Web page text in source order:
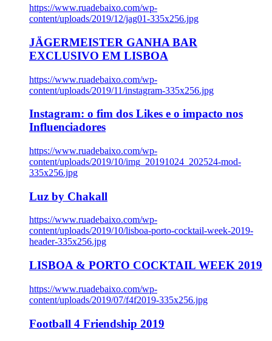
https://www.ruadebaixo.com/wp-
content/uploads/2019/12/jag01-335x256.jpg
JÄGERMEISTER GANHA BAR
EXCLUSIVO EM LISBOA
https://www.ruadebaixo.com/wp-
content/uploads/2019/11/instagram-335x256.jpg
Instagram: o fim dos Likes e o impacto nos
Influenciadores
https://www.ruadebaixo.com/wp-
content/uploads/2019/10/img_20191024_202524-mod-
335x256.jpg
Luz by Chakall
https://www.ruadebaixo.com/wp-
content/uploads/2019/10/lisboa-porto-cocktail-week-2019-
header-335x256.jpg
LISBOA & PORTO COCKTAIL WEEK 2019
https://www.ruadebaixo.com/wp-
content/uploads/2019/07/f4f2019-335x256.jpg
Football 4 Friendship 2019